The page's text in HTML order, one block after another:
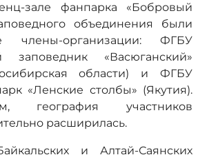
зале фанпарка «Бобровый
объединения были
члены-организации: ФГБУ
заповедник «Васюганский»
области) и ФГБУ
«Ленские столбы» (Якутия).
география участников
расширилась.
и Алтай-Саянских